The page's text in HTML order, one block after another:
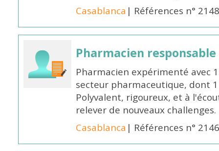
Casablanca | Références n°
Pharmacien responsable
Pharmacien expérimenté avec
secteur pharmaceutique, dont
Polyvalent, rigoureux, et à
relever de nouveaux
Casablanca | Références n°